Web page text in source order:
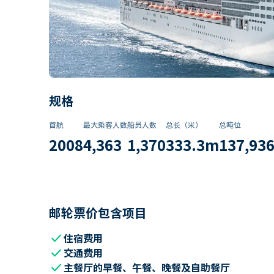
规格
首航
2008
最大乘客人数
4,363
船员人数
1,370
总长（米）
333.3m
总吨位
137,936
邮轮票价包含项目
check住宿费用
check 交通费用
check主餐厅的早餐、午餐、晚餐及自助餐厅